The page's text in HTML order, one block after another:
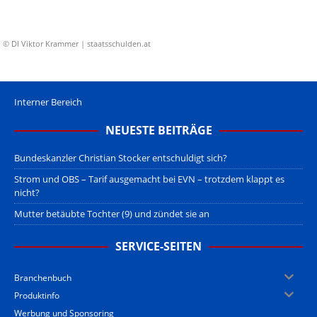
© DI Viktor Krammer | staatsschulden.at
Interner Bereich
NEUESTE BEITRÄGE
Bundeskanzler Christian Stocker entschuldigt sich?
Strom und OBS – Tarif ausgemacht bei EVN – trotzdem klappt es
nicht?
Mutter betäubte Tochter (9) und zündet sie an
SERVICE-SEITEN
Branchenbuch
Produktinfo
Werbung und Sponsoring